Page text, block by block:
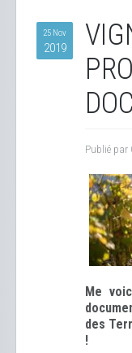
25 Nov
2019
Publié par
Me
des
!